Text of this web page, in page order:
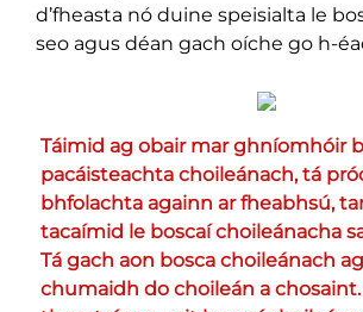
d’fheasta nó duine speisialta le
seo agus déan gach oíche go h-
Táimid ag obair mar ghníomhóir
pacáisteachta choileánach, tá
bhfolachta againn ar fheabhsú,
tacaímid le boscaí choileánacha
Tá gach aon bosca choileánach
chumaidh do choileán a chosaint.